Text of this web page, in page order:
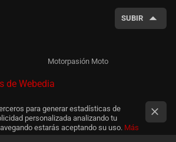
SUBIR
Motorpasión Moto
de Webedia
para generar estadísticas de
personalizada analizando tu
estarás aceptando su uso. Más